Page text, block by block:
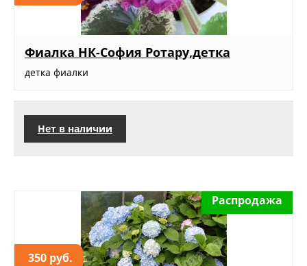
Фиалка НК-София Ротару,детка
детка фиалки
Нет в наличии
350 руб.
Распродажа